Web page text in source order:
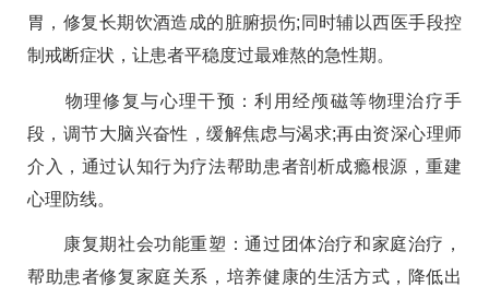
胃，修复长期饮酒造成的脏腑损伤;同时辅以西医手段控
制戒断症状，让患者平稳度过最难熬的急性期。
物理修复与心理干预：利用经颅磁等物理治疗手
段，调节大脑兴奋性，缓解焦虑与渴求;再由资深心理师
介入，通过认知行为疗法帮助患者剖析成瘾根源，重建
心理防线。
康复期社会功能重塑：通过团体治疗和家庭治疗，
帮助患者修复家庭关系，培养健康的生活方式，降低出